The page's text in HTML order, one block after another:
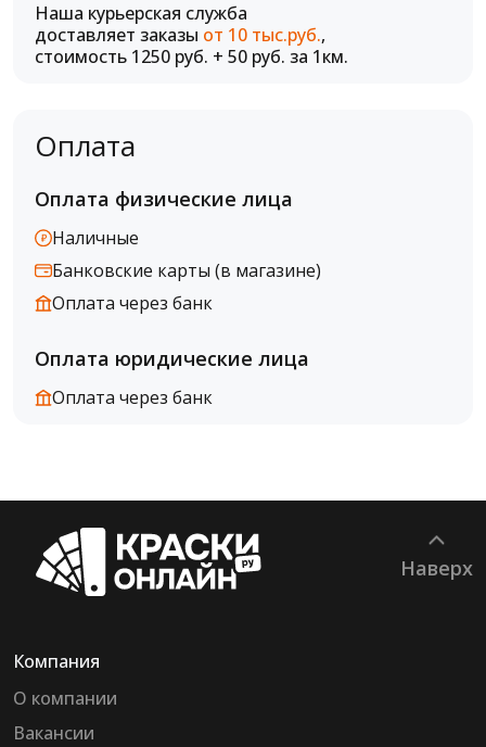
Наша курьерская служба
доставляет заказы от 10 тыс.руб.,
стоимость 1250 руб. + 50 руб. за 1км.
Оплата
Оплата физические лица
Наличные
Банковские карты (в магазине)
Оплата через банк
Оплата юридические лица
Оплата через банк
Наверх
Компания
О компании
Вакансии